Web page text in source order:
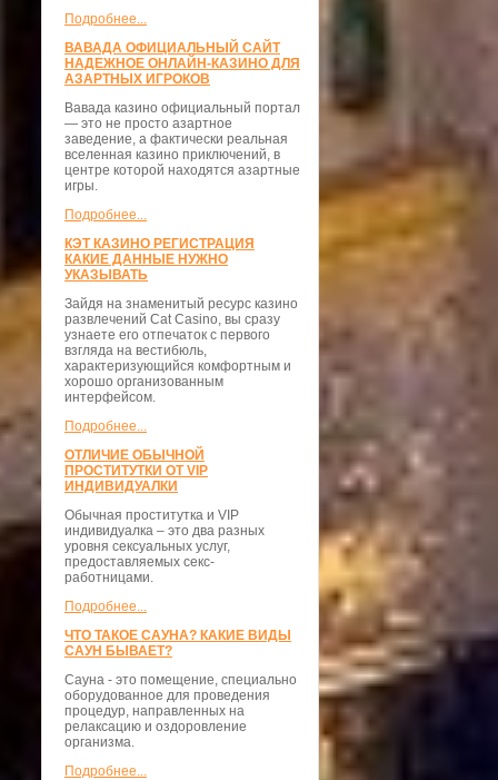
Подробнее...
ВАВАДА ОФИЦИАЛЬНЫЙ САЙТ
НАДЕЖНОЕ ОНЛАЙН-КАЗИНО ДЛЯ
АЗАРТНЫХ ИГРОКОВ
Вавада казино официальный портал
— это не просто азартное
заведение, а фактически реальная
вселенная казино приключений, в
центре которой находятся азартные
игры.
Подробнее...
КЭТ КАЗИНО РЕГИСТРАЦИЯ
КАКИЕ ДАННЫЕ НУЖНО
УКАЗЫВАТЬ
Зайдя на знаменитый ресурс казино
развлечений Cat Casino, вы сразу
узнаете его отпечаток с первого
взгляда на вестибюль,
характеризующийся комфортным и
хорошо организованным
интерфейсом.
Подробнее...
ОТЛИЧИЕ ОБЫЧНОЙ
ПРОСТИТУТКИ ОТ VIP
ИНДИВИДУАЛКИ
Обычная проститутка и VIP
индивидуалка – это два разных
уровня сексуальных услуг,
предоставляемых секс-
работницами.
Подробнее...
ЧТО ТАКОЕ САУНА? КАКИЕ ВИДЫ
САУН БЫВАЕТ?
Сауна - это помещение, специально
оборудованное для проведения
процедур, направленных на
релаксацию и оздоровление
организма.
Подробнее...